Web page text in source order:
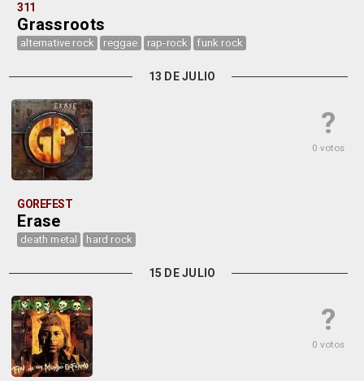
311
Grassroots
alternative rock reggae rap-rock funk rock
13 DE JULIO
?
0 votos
GOREFEST
Erase
death metal hard rock
15 DE JULIO
?
0 votos